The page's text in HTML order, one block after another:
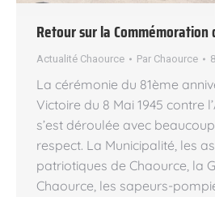
Retour sur la
Actualité Chaource Par Chaource
La cérémonie du 81ème
Victoire du 8 Mai 1945 contre
s’est déroulée avec
respect. La Municipalité, les
patriotiques de Chaource, la
Chaource, les sapeurs-